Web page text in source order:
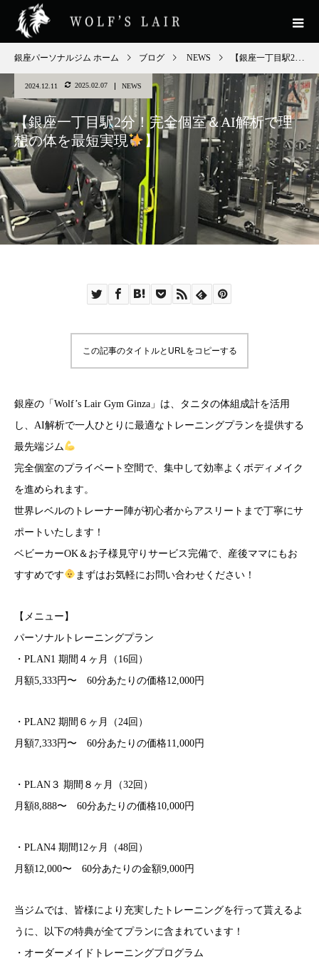
銀座パーソナルジム ホーム ブログ NEWS 【銀座一丁目駅2分！完全個室＆AI解析で理想の体を最短実現
2024.12.11 2025.02.07 NEWS
【銀座一丁目駅2分！完全個室＆AI解析で理
想の体を最短実現
】
この記事のタイトルとURLをコピーする
銀座の「Wolf’s Lair Gym Ginza」は、タニタの体組成計を活用
し、AI解析で一人ひとりに最適なトレーニングプランを提供する
最先端ジム
完全個室のプライベート空間で、集中して効率よくボディメイク
を進められます。
世界レベルのトレーナー陣が初心者からアスリートまで丁寧にサ
ポートいたします！
ベビーカーOK＆お子様見守りサービス完備で、産後ママにもお
すすめです
まずはお気軽にお問い合わせください！
【メニュー】
パーソナルトレーニングプラン
・PLAN1 期間４ヶ月（16回）
月額5,333円〜 60分あたりの価格12,000円
・PLAN2 期間６ヶ月（24回）
月額7,333円〜 60分あたりの価格11,000円
・PLAN３ 期間８ヶ月（32回）
月額8,888〜 60分あたりの価格10,000円
・PLAN4 期間12ヶ月（48回）
月額12,000〜 60分あたりの金額9,000円
当ジムでは、皆様により充実したトレーニングを行って貰えるよ
うに、以下の特典が全てプランに含まれています！
・オーダーメイドトレーニングプログラム